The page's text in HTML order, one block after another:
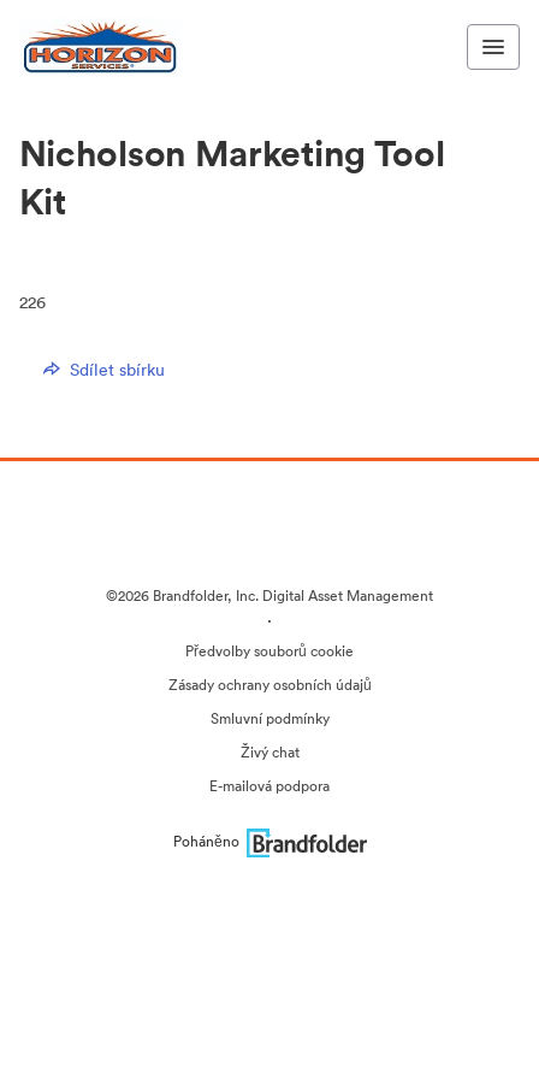
Nicholson Marketing Tool
Kit
226
Sdílet sbírku
©2026 Brandfolder, Inc. Digital Asset Management
·
Předvolby souborů cookie
Zásady ochrany osobních údajů
Smluvní podmínky
Živý chat
E-mailová podpora
Poháněno